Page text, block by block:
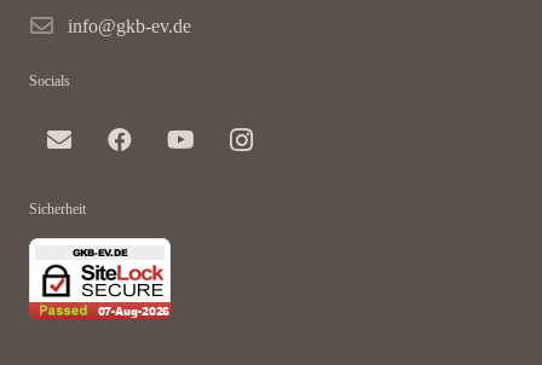
info@gkb-ev.de
Socials
Sicherheit